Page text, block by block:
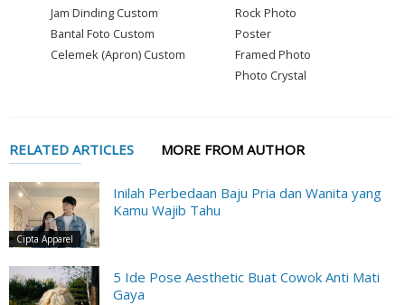
Jam Dinding Custom
Bantal Foto Custom
Celemek (Apron) Custom
Rock Photo
Poster
Framed Photo
Photo Crystal
RELATED ARTICLES MORE FROM AUTHOR
Cipta Apparel
Inilah Perbedaan Baju Pria dan Wanita yang
Kamu Wajib Tahu
5 Ide Pose Aesthetic Buat Cowok Anti Mati
Gaya